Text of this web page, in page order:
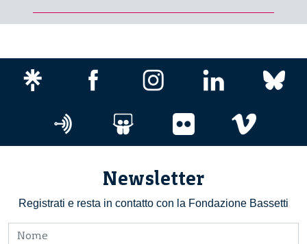
Newsletter
Registrati e resta in contatto con la Fondazione Bassetti